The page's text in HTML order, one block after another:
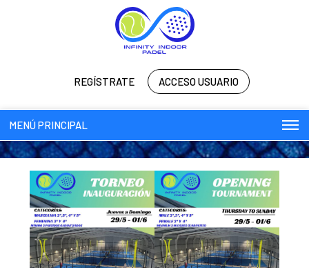
REGÍSTRATE ACCESO USUARIO
MENÚ PRINCIPAL